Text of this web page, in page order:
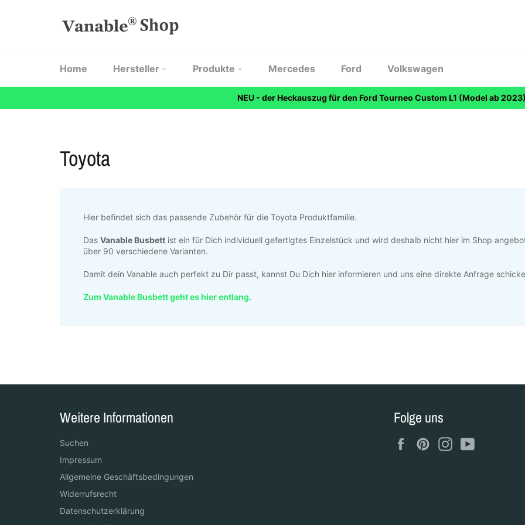
Home Hersteller Produkte Mercedes Ford Volkswagen
NEU - der Heckauszug für den Ford Tourneo Custom L1 (Model ab
Toyota
Hier befindet sich das passende Zubehör für die Toyota Produktfamilie.
Das Vanable Busbett ist ein für Dich individuell gefertigtes Einzelstück und wird deshalb nicht hier im Shop
über 90 verschiedene Varianten.
Damit dein Vanable auch perfekt zu Dir passt, kannst Du Dich hier informieren und uns eine direkte Anfrage
Zum Vanable Busbett geht es hier entlang.
Weitere Informationen
Suchen
Impressum
Allgemeine Geschäftsbedingungen
Widerrufsrecht
Datenschutzerklärung
Folge uns
FacebookPinterestInstagram